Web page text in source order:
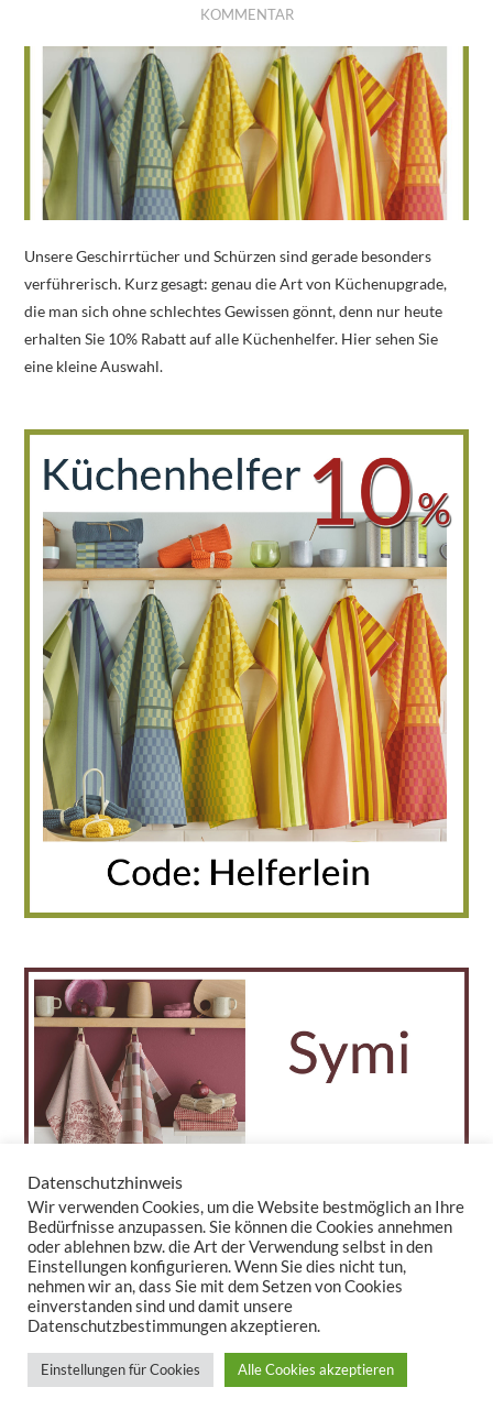
KOMMENTAR
Unsere Geschirrtücher und Schürzen sind gerade besonders
verführerisch. Kurz gesagt: genau die Art von Küchenupgrade,
die man sich ohne schlechtes Gewissen gönnt, denn nur heute
erhalten Sie 10% Rabatt auf alle Küchenhelfer. Hier sehen Sie
eine kleine Auswahl.
Datenschutzhinweis
Wir verwenden Cookies, um die Website bestmöglich an Ihre
Bedürfnisse anzupassen. Sie können die Cookies annehmen
oder ablehnen bzw. die Art der Verwendung selbst in den
Einstellungen konfigurieren. Wenn Sie dies nicht tun,
nehmen wir an, dass Sie mit dem Setzen von Cookies
einverstanden sind und damit unsere
Datenschutzbestimmungen akzeptieren.
Einstellungen für Cookies Alle Cookies akzeptieren